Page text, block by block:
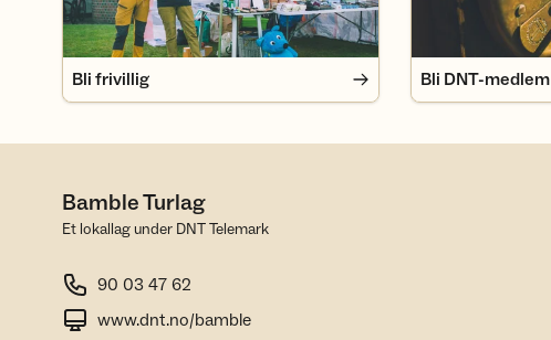
Bli frivillig Bli DNT-medlem
Bamble Turlag
Et lokallag under DNT Telemark
90 03 47 62
www.dnt.no/bamble